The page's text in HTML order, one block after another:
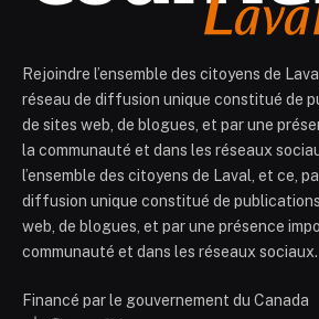
Rejoindre l’ensemble des citoyens de
réseau de diffusion unique constitué de
de sites web, de blogues, et par une
la communauté et dans les réseaux
l’ensemble des citoyens de Laval, et ce,
diffusion unique constitué de
web, de blogues, et par une présence
communauté et dans les réseaux sociaux.
Financé par le gouvernement du Canada